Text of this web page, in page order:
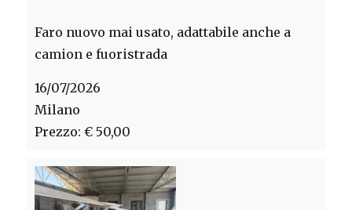
Faro nuovo mai usato, adattabile anche a
camion e fuoristrada
16/07/2026
Milano
Prezzo: € 50,00